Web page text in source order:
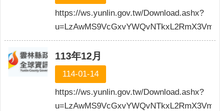
https://ws.yunlin.gov.tw/Download.ashx?
113年12月
114-01-14
https://ws.yunlin.gov.tw/Download.ashx?